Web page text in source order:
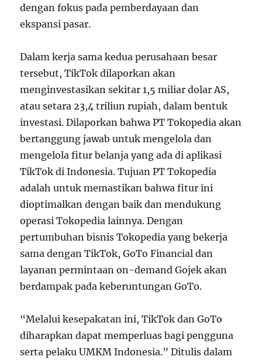
dengan fokus pada pemberdayaan dan
ekspansi pasar.
Dalam kerja sama kedua perusahaan besar
tersebut, TikTok dilaporkan akan
menginvestasikan sekitar 1,5 miliar dolar AS,
atau setara 23,4 triliun rupiah, dalam bentuk
investasi. Dilaporkan bahwa PT Tokopedia akan
bertanggung jawab untuk mengelola dan
mengelola fitur belanja yang ada di aplikasi
TikTok di Indonesia. Tujuan PT Tokopedia
adalah untuk memastikan bahwa fitur ini
dioptimalkan dengan baik dan mendukung
operasi Tokopedia lainnya. Dengan
pertumbuhan bisnis Tokopedia yang bekerja
sama dengan TikTok, GoTo Financial dan
layanan permintaan on-demand Gojek akan
berdampak pada keberuntungan GoTo.
“Melalui kesepakatan ini, TikTok dan GoTo
diharapkan dapat memperluas bagi pengguna
serta pelaku UMKM Indonesia.” Ditulis dalam